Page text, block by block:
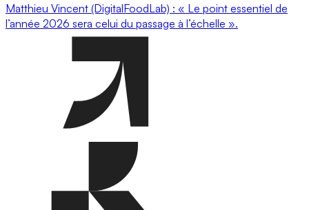
Matthieu Vincent (DigitalFoodLab) : « Le point essentiel de
l’année 2026 sera celui du passage à l’échelle ».